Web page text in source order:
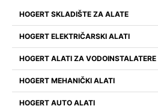
HOGERT SKLADIŠTE ZA ALATE
HOGERT ELEKTRIČARSKI ALATI
HOGERT ALATI ZA VODOINSTALATERE
HOGERT MEHANIČKI ALATI
HOGERT AUTO ALATI